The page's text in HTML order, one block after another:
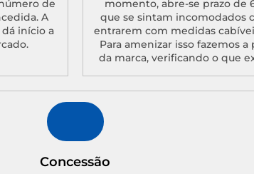
de
A
início a
momento, abre-se prazo de
que se sintam incomodados
entrarem com medidas
Para amenizar isso fazemos a
da marca, verificando o que
Concessão